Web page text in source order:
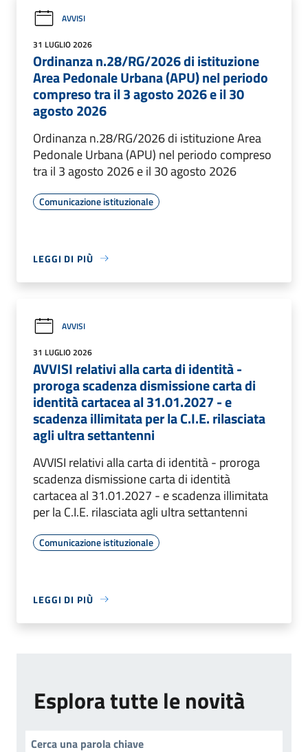
AVVISI
31 LUGLIO 2026
Ordinanza n.28/RG/2026 di istituzione
Area Pedonale Urbana (APU) nel periodo
compreso tra il 3 agosto 2026 e il 30
agosto 2026
Ordinanza n.28/RG/2026 di istituzione Area
Pedonale Urbana (APU) nel periodo compreso
tra il 3 agosto 2026 e il 30 agosto 2026
Comunicazione istituzionale
LEGGI DI PIÙ
AVVISI
31 LUGLIO 2026
AVVISI relativi alla carta di identità -
proroga scadenza dismissione carta di
identità cartacea al 31.01.2027 - e
scadenza illimitata per la C.I.E. rilasciata
agli ultra settantenni
AVVISI relativi alla carta di identità - proroga
scadenza dismissione carta di identità
cartacea al 31.01.2027 - e scadenza illimitata
per la C.I.E. rilasciata agli ultra settantenni
Comunicazione istituzionale
LEGGI DI PIÙ
Esplora tutte le novità